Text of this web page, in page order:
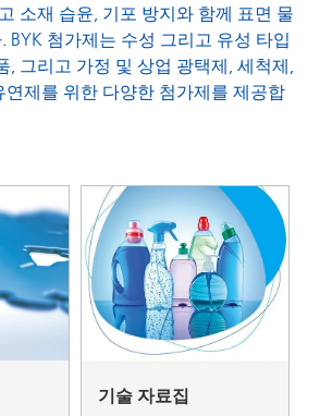
소재 습윤, 기포 방지와 함께 표면 물
BYK 첨가제는 수성 그리고 유성 타입
, 그리고 가정 및 상업 광택제, 세척제,
제를 위한 다양한 첨가제를 제공합
기술 자료집